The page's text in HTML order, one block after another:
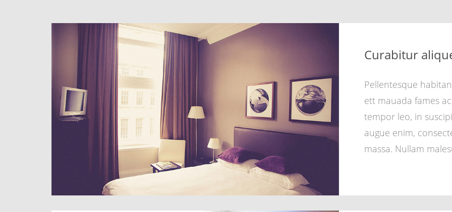
Curabitur
Pellentesque
ett mauada fames
tempor leo, in
augue enim,
massa. Nullam